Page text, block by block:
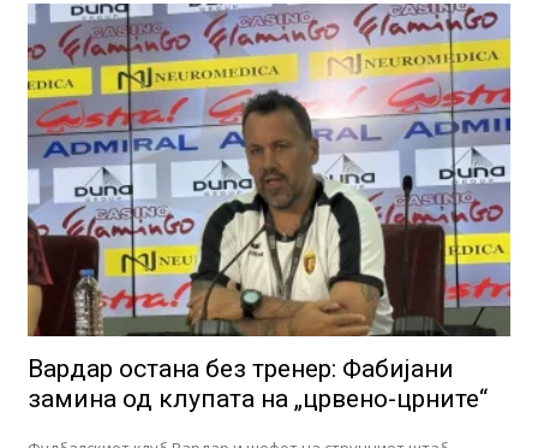
Вардар остана без тренер: Фабијани
замина од клупата на „црвено-црните“